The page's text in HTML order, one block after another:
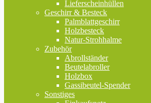
Lieferscheinhüllen
Geschirr & Besteck
Palmblattgeschirr
Holzbesteck
Natur-Strohhalme
Zubehör
Abrollständer
Beutelabroller
Holzbox
Gassibeutel-Spender
Sonstiges